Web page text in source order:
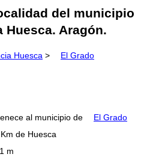
del municipio
Huesca. Aragón.
Huesca > El Grado
al municipio de
El Grado
de Huesca
m